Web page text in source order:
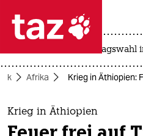
 taz zahl
taz zahl ich
themen
landtagswahl
Afrika Krieg in Äthiopien:
Krieg in Äthiopien